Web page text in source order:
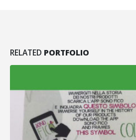
RELATED PORTFOLIO